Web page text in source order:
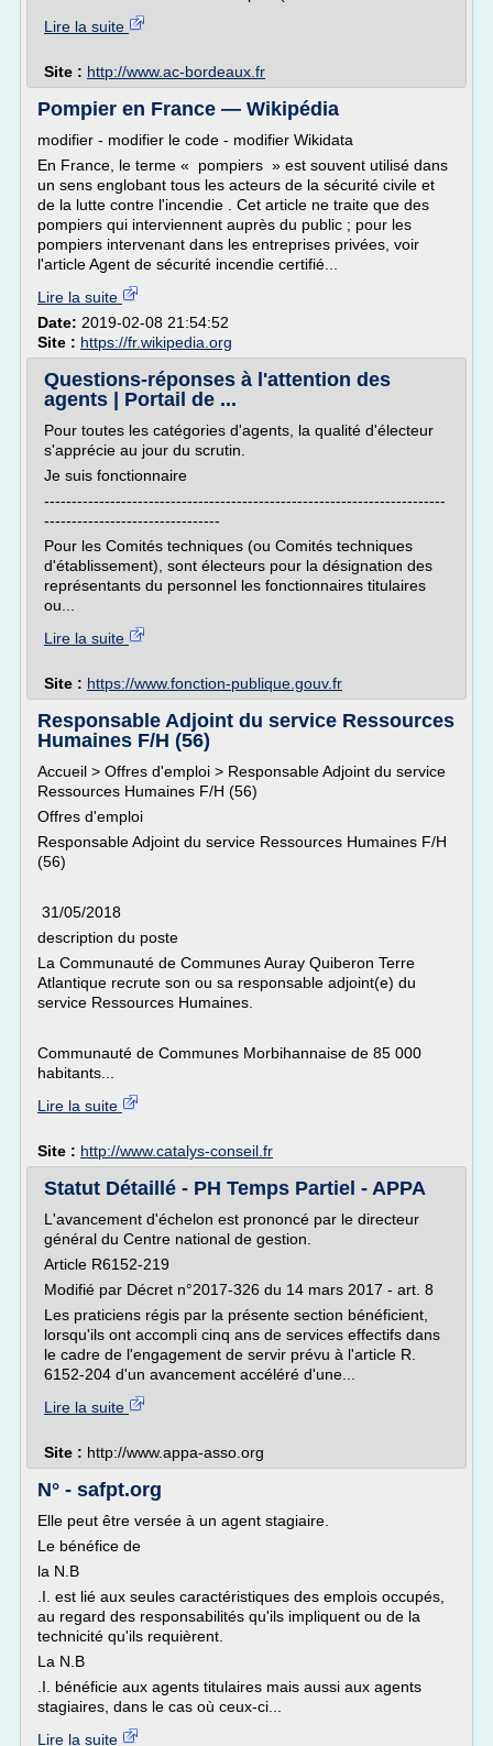
Lire la suite
Site : http://www.ac-bordeaux.fr
Pompier en France — Wikipédia
modifier - modifier le code - modifier Wikidata
En France, le terme « pompiers » est souvent utilisé dans
un sens englobant tous les acteurs de la sécurité civile et
de la lutte contre l'incendie . Cet article ne traite que des
pompiers qui interviennent auprès du public ; pour les
pompiers intervenant dans les entreprises privées, voir
l'article Agent de sécurité incendie certifié...
Lire la suite
Date: 2019-02-08 21:54:52
Site : https://fr.wikipedia.org
Questions-réponses à l'attention des
agents | Portail de ...
Pour toutes les catégories d'agents, la qualité d'électeur
s'apprécie au jour du scrutin.
Je suis fonctionnaire
-------------------------------------------------------------------------
--------------------------------
Pour les Comités techniques (ou Comités techniques
d'établissement), sont électeurs pour la désignation des
représentants du personnel les fonctionnaires titulaires
ou...
Lire la suite
Site : https://www.fonction-publique.gouv.fr
Responsable Adjoint du service Ressources
Humaines F/H (56)
Accueil > Offres d'emploi > Responsable Adjoint du service
Ressources Humaines F/H (56)
Offres d'emploi
Responsable Adjoint du service Ressources Humaines F/H
(56)
31/05/2018
description du poste
La Communauté de Communes Auray Quiberon Terre
Atlantique recrute son ou sa responsable adjoint(e) du
service Ressources Humaines.
Communauté de Communes Morbihannaise de 85 000
habitants...
Lire la suite
Site : http://www.catalys-conseil.fr
Statut Détaillé - PH Temps Partiel - APPA
L'avancement d'échelon est prononcé par le directeur
général du Centre national de gestion.
Article R6152-219
Modifié par Décret n°2017-326 du 14 mars 2017 - art. 8
Les praticiens régis par la présente section bénéficient,
lorsqu'ils ont accompli cinq ans de services effectifs dans
le cadre de l'engagement de servir prévu à l'article R.
6152-204 d'un avancement accéléré d'une...
Lire la suite
Site : http://www.appa-asso.org
N° - safpt.org
Elle peut être versée à un agent stagiaire.
Le bénéfice de
la N.B
.I. est lié aux seules caractéristiques des emplois occupés,
au regard des responsabilités qu'ils impliquent ou de la
technicité qu'ils requièrent.
La N.B
.I. bénéficie aux agents titulaires mais aussi aux agents
stagiaires, dans le cas où ceux-ci...
Lire la suite